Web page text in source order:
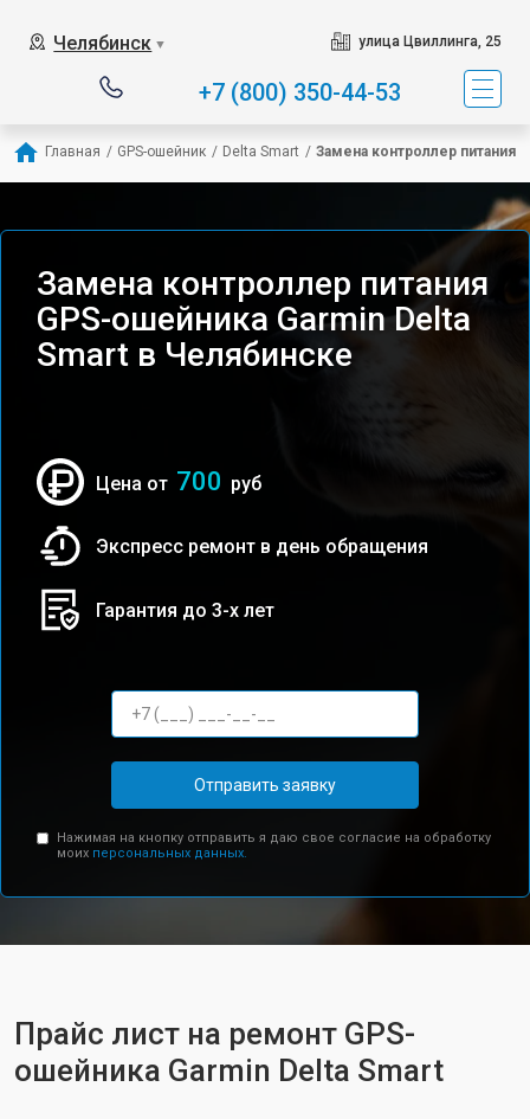
Челябинск ▼ улица Цвиллинга, 25
+7 (800) 350-44-53
Главная / GPS-ошейник / Delta Smart / Замена контроллер питания
Замена контроллер питания
GPS-ошейника Garmin Delta
Smart в Челябинске
Цена от 700 руб
Экспресс ремонт в день обращения
Гарантия до 3-х лет
Отправить заявку
Нажимая на кнопку отправить я даю свое согласие на обработку
моих персональных данных.
Прайс лист на ремонт GPS-
ошейника Garmin Delta Smart